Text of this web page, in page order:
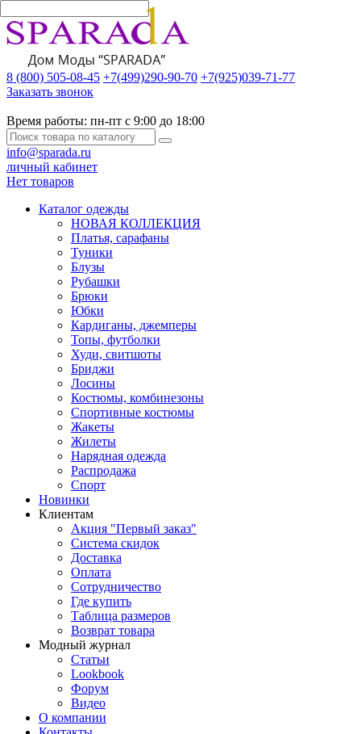
8 (800) 505-08-45 +7(499)290-90-70 +7(925)039-71-77
Заказать звонок
Время работы: пн-пт с 9:00 до 18:00
info@sparada.ru
личный кабинет
Нет товаров
Каталог одежды
НОВАЯ КОЛЛЕКЦИЯ
Платья, сарафаны
Туники
Блузы
Рубашки
Брюки
Юбки
Кардиганы, джемперы
Топы, футболки
Худи, свитшоты
Бриджи
Лосины
Костюмы, комбинезоны
Спортивные костюмы
Жакеты
Жилеты
Нарядная одежда
Распродажа
Спорт
Новинки
Клиентам
Акция "Первый заказ"
Система скидок
Доставка
Оплата
Сотрудничество
Где купить
Таблица размеров
Возврат товара
Модный журнал
Статьи
Lookbook
Форум
Видео
О компании